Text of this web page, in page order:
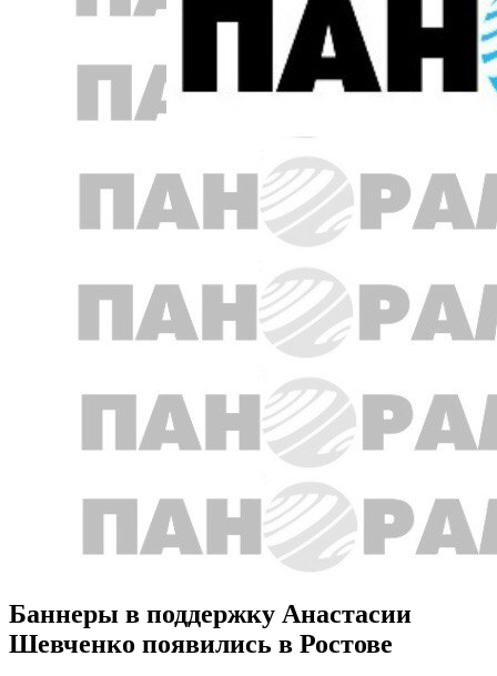
Баннеры в поддержку Анастасии
Шевченко появились в Ростове